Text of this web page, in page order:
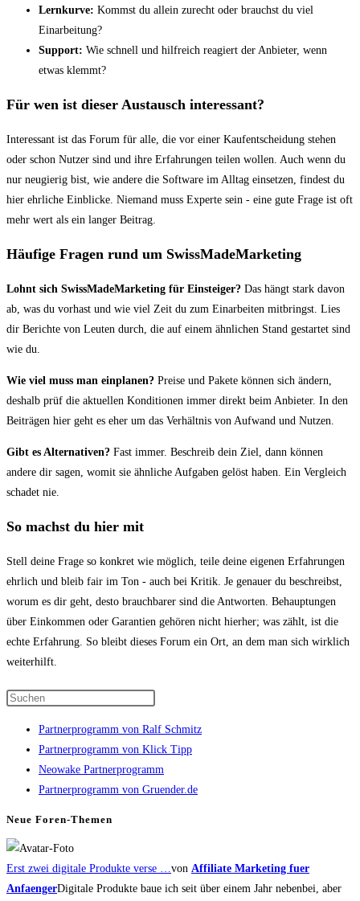
Lernkurve: Kommst du allein zurecht oder brauchst du viel
Einarbeitung?
Support: Wie schnell und hilfreich reagiert der Anbieter, wenn
etwas klemmt?
Für wen ist dieser Austausch interessant?
Interessant ist das Forum für alle, die vor einer Kaufentscheidung stehen
oder schon Nutzer sind und ihre Erfahrungen teilen wollen. Auch wenn du
nur neugierig bist, wie andere die Software im Alltag einsetzen, findest du
hier ehrliche Einblicke. Niemand muss Experte sein - eine gute Frage ist oft
mehr wert als ein langer Beitrag.
Häufige Fragen rund um SwissMadeMarketing
Lohnt sich SwissMadeMarketing für Einsteiger? Das hängt stark davon
ab, was du vorhast und wie viel Zeit du zum Einarbeiten mitbringst. Lies
dir Berichte von Leuten durch, die auf einem ähnlichen Stand gestartet sind
wie du.
Wie viel muss man einplanen? Preise und Pakete können sich ändern,
deshalb prüf die aktuellen Konditionen immer direkt beim Anbieter. In den
Beiträgen hier geht es eher um das Verhältnis von Aufwand und Nutzen.
Gibt es Alternativen? Fast immer. Beschreib dein Ziel, dann können
andere dir sagen, womit sie ähnliche Aufgaben gelöst haben. Ein Vergleich
schadet nie.
So machst du hier mit
Stell deine Frage so konkret wie möglich, teile deine eigenen Erfahrungen
ehrlich und bleib fair im Ton - auch bei Kritik. Je genauer du beschreibst,
worum es dir geht, desto brauchbarer sind die Antworten. Behauptungen
über Einkommen oder Garantien gehören nicht hierher; was zählt, ist die
echte Erfahrung. So bleibt dieses Forum ein Ort, an dem man sich wirklich
weiterhilft.
to
close
the
search
Partnerprogramm von Ralf Schmitz
Partnerprogramm von Klick Tipp
Neowake Partnerprogramm
Partnerprogramm von Gruender.de
Neue Foren-Themen
Erst zwei digitale Produkte verse … von Affiliate Marketing fuer
AnfaengerDigitale Produkte baue ich seit über einem Jahr nebenbei, aber